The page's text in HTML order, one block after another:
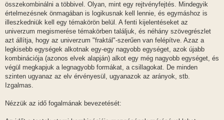
összekombinálni a többivel. Olyan, mint egy rejtvényfejtés. Mindegyik
értelmezésnek önmagában is logikusnak kell lennie, és egymáshoz is
illeszkedniük kell egy témakörön belül. A fenti kijelentéseket az
univerzum megismerése témakörben találjuk, és néhány szövegrészlet
azt állítja, hogy az univerzum "fraktál"-szerűen van felépítve. Azaz a
legkisebb egységek alkotnak egy-egy nagyobb egységet, azok újabb
kombinációja (azonos elvek alapján) alkot egy még nagyobb egységet, és
végül megkapjuk a legnagyobb formákat, a csillagokat. De minden
szinten ugyanaz az elv érvényesül, ugyanazok az arányok, stb.
Izgalmas.
Nézzük az idő fogalmának bevezetését: